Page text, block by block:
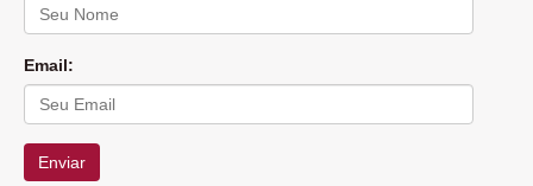
Email:
Enviar